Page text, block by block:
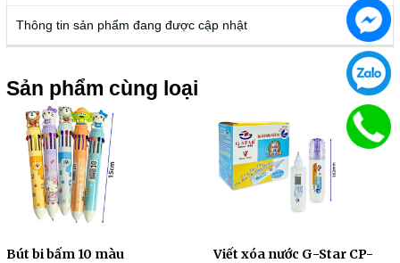
Thông tin sản phẩm đang được cập nhật
Sản phẩm cùng loại
Bút bi bấm 10 màu
Viết xóa nước G-Star CP-